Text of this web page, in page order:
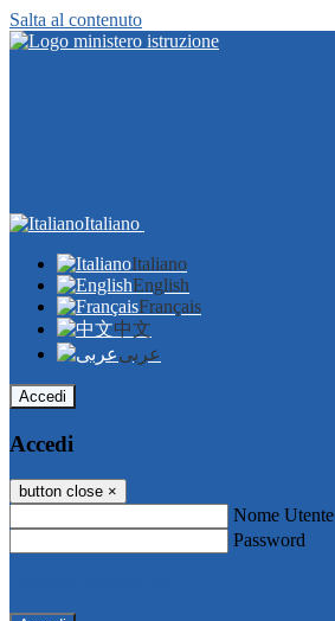
Salta al contenuto
Italiano
Italiano
English
Français
中文
عربى
Accedi
Accedi
button close ×
Nome Utente
Password